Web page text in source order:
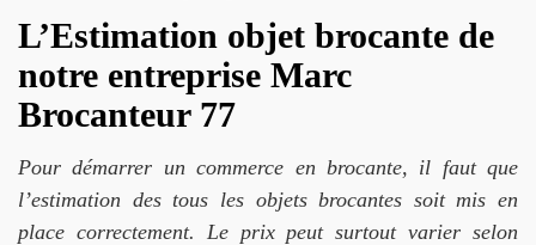
L’Estimation objet brocante de
notre entreprise Marc
Brocanteur 77
Pour démarrer un commerce en brocante, il faut que
l’estimation des tous les objets brocantes soit mis en
place correctement. Le prix peut surtout varier selon